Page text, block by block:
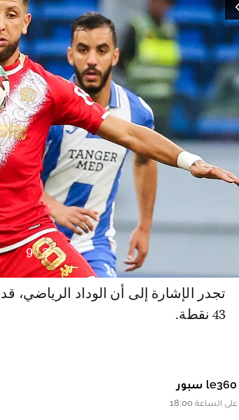
4
/
9
تجدر الإشارة إلى أن الوداد
43 نقطة.
le360 سبور